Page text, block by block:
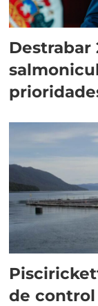
Destrabar
de